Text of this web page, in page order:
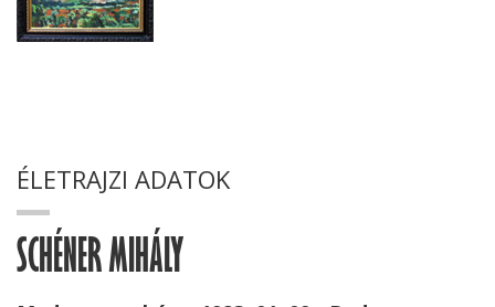
ÉLETRAJZI ADATOK
SCHÉNER MIHÁLY